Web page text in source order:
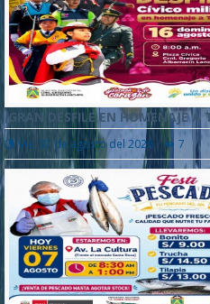
¡GRAN DESFILE EN HOMENAJE A
Vie, 07 de agosto del 2026 7